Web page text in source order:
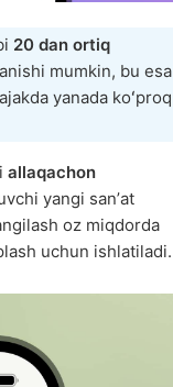
20 dan ortiq
mumkin, bu esa
yanada koʻproq
allaqachon
yangi sanʼat
oz miqdorda
uchun ishlatiladi.